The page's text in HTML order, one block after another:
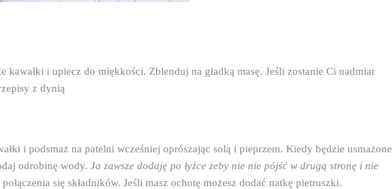
i upiecz do miękkości. Zblenduj na gładką masę. Jeśli zostanie Ci nadmiar
z dynią
i podsmaż na patelni wcześniej oprószając solą i pieprzem. Kiedy będzie usmażone
odrobinę wody. Ja zawsze dodaję po łyżce żeby nie nie pójść w drugą stronę i nie
się składników. Jeśli masz ochotę możesz dodać natkę pietruszki.